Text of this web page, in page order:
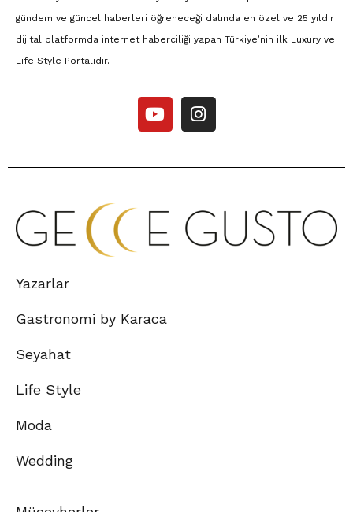
gündem ve güncel haberleri öğreneceği dalında en özel ve 25 yıldır
dijital platformda internet haberciliği yapan Türkiye’nin ilk Luxury ve
Lıfe Style Portalıdır.
Yazarlar
Gastronomi by Karaca
Seyahat
Life Style
Moda
Wedding